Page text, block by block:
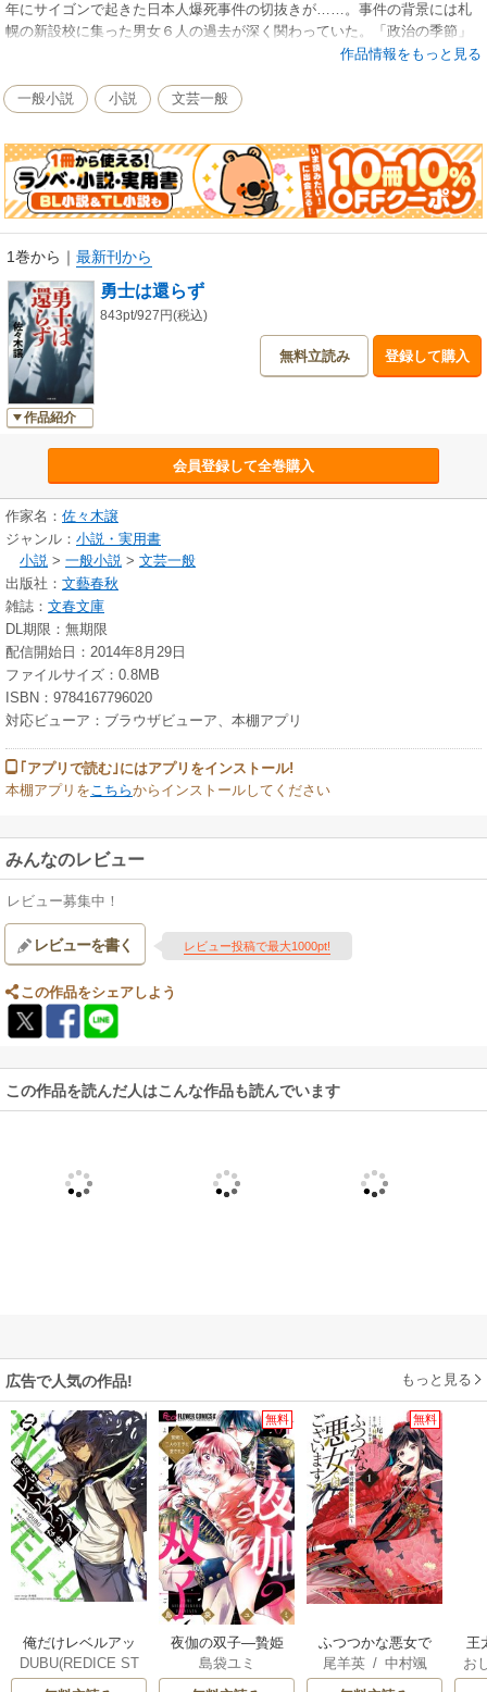
年にサイゴンで起きた日本人爆死事件の切抜きが……。事件の背景には札
幌の新設校に集った男女６人の過去が深く関わっていた。「政治の季節」
作品情報をもっと見る
一般小説 小説 文芸一般
1巻から ｜ 最新刊から
作品紹介
勇士は還らず
843pt/927円(税込)
無料立読み 登録して購入
会員登録して全巻購入
作家名： 佐々木譲
ジャンル： 小説・実用書
小説 > 一般小説 > 文芸一般
出版社： 文藝春秋
雑誌： 文春文庫
DL期限：無期限
配信開始日：2014年8月29日
ファイルサイズ：0.8MB
ISBN：9784167796020
対応ビューア：ブラウザビューア、本棚アプリ
｢アプリで読む｣にはアプリをインストール!
本棚アプリを こちらからインストールしてください
みんなのレビュー
レビュー募集中！
レビューを書く レビュー投稿で最大1000pt!
この作品をシェアしよう
この作品を読んだ人はこんな作品も読んでいます
広告で人気の作品! もっと見る
俺だけレベルアッ
プな件
DUBU(REDICE ST
UDIO)/Chugong/
無料
夜伽の双子―贄姫
は二人の王子に愛
される―
島袋ユミ
無料
ふつつかな悪女で
はございますが ～
雛宮蝶鼠とりかえ
尾羊英/ 中村颯
希/ゆき哉
王
こ
お